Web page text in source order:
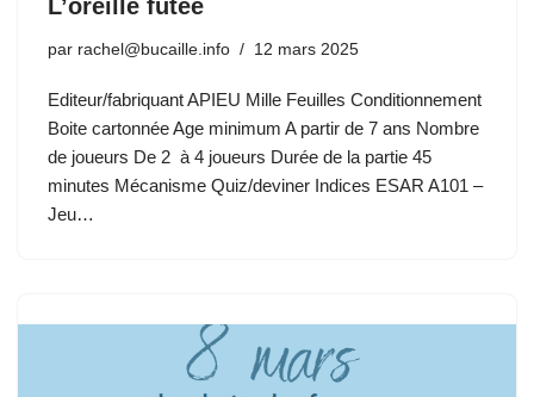
L’oreille futée
par rachel@bucaille.info 12 mars 2025
Editeur/fabriquant APIEU Mille Feuilles Conditionnement
Boite cartonnée Age minimum A partir de 7 ans Nombre
de joueurs De 2 à 4 joueurs Durée de la partie 45
minutes Mécanisme Quiz/deviner Indices ESAR A101 –
Jeu…